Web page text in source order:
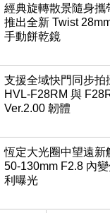
經典旋轉散景隨身攜
推出全新 Twist
手動餅乾鏡
支援全域快門同步拍
HVL-F28RM 與
Ver.2.00 韌體
恆定大光圈中望遠新
50-130mm F2.8 內
利曝光